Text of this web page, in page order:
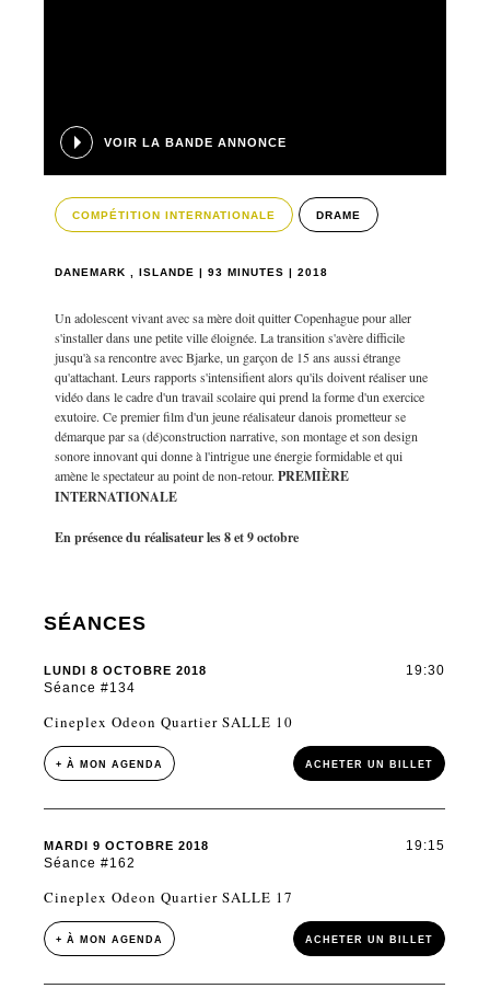
VOIR LA BANDE ANNONCE
COMPÉTITION INTERNATIONALE DRAME
DANEMARK , ISLANDE | 93 MINUTES | 2018
Un adolescent vivant avec sa mère doit quitter Copenhague pour aller
s'installer dans une petite ville éloignée. La transition s'avère difficile
jusqu'à sa rencontre avec Bjarke, un garçon de 15 ans aussi étrange
qu'attachant. Leurs rapports s'intensifient alors qu'ils doivent réaliser une
vidéo dans le cadre d'un travail scolaire qui prend la forme d'un exercice
exutoire. Ce premier film d'un jeune réalisateur danois prometteur se
démarque par sa (dé)construction narrative, son montage et son design
sonore innovant qui donne à l'intrigue une énergie formidable et qui
amène le spectateur au point de non-retour.PREMIÈRE
INTERNATIONALE
En présence du réalisateur les 8 et 9 octobre
SÉANCES
LUNDI 8 OCTOBRE 2018
Séance #134
19:30
Cineplex Odeon Quartier SALLE 10
+ À MON AGENDA ACHETER UN BILLET
MARDI 9 OCTOBRE 2018
Séance #162
19:15
Cineplex Odeon Quartier SALLE 17
+ À MON AGENDA ACHETER UN BILLET